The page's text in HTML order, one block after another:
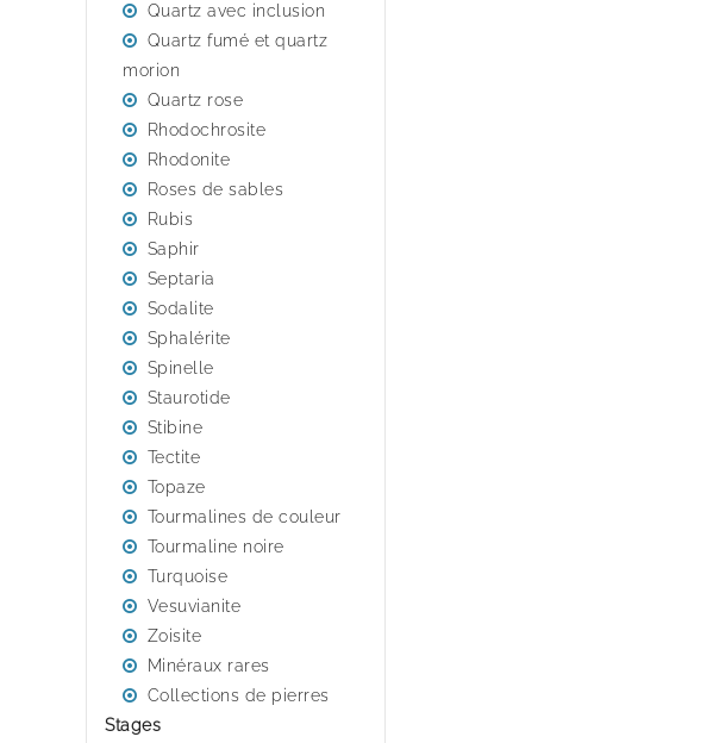
Quartz avec inclusion
Quartz fumé et quartz
morion
Quartz rose
Rhodochrosite
Rhodonite
Roses de sables
Rubis
Saphir
Septaria
Sodalite
Sphalérite
Spinelle
Staurotide
Stibine
Tectite
Topaze
Tourmalines de couleur
Tourmaline noire
Turquoise
Vesuvianite
Zoisite
Minéraux rares
Collections de pierres
Stages